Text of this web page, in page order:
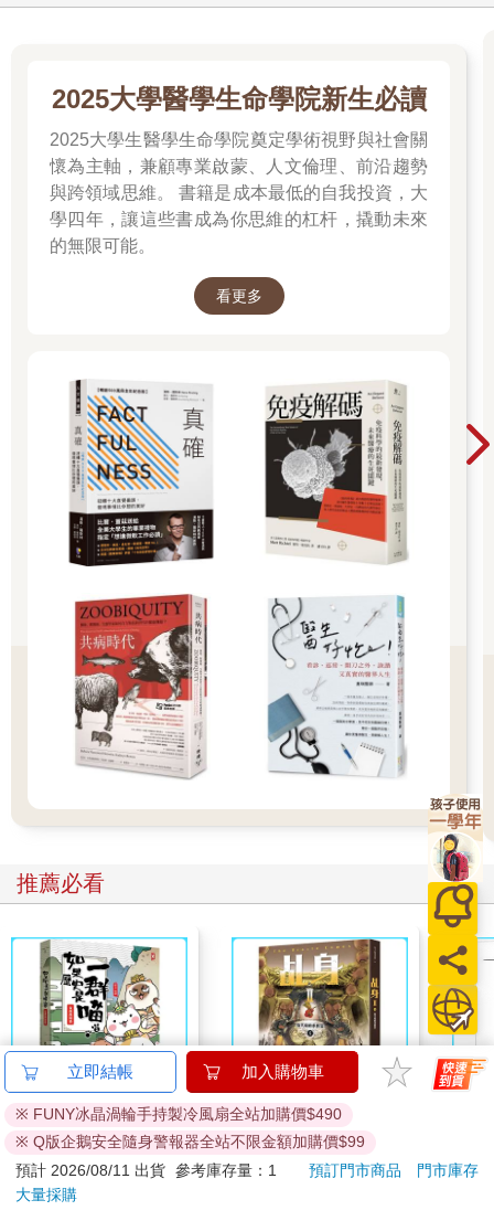
時他看起來心情格外輕鬆。
「現在請給我三個你覺得念頭不完美的例子。」
他說：「當我以為自己什麼都知道時；當我誤會別人時；當我沒
問清楚事情來龍去脈，就認定是別人的問題時；還有當我怪罪我
的心臟不完美時，我的念頭就太不完美了。」
「太好了！現在，我要你用筆寫下想對心臟說的話。」
一起享受人生！
他把紙筆放下，緊緊握住我的雙手，我們凝神望著彼此許久許
久，可以從他的眼神和聲音裡感受他的真誠與感恩。
先生是我們家的一家之主，他的心情與健康大大影響著家庭氛
圍。當他充滿焦慮時，無論理由多麼理所當然，我知道負面念頭
對任何人都沒好處，對健康更是摧殘。
再合理的擔憂，都無法帶給人健康的身心或家庭幸福。這並非正
向思考練習，而是真真確確從苦惱中「覺醒」的過程。人的身體
過了某個年齡就會自然老化，就算可以延緩，卻無法停止。
何不現在就開始培養讓自己開心、豁達、祥和的心態，在有生之
年都能享受「道」的芬芳。
2025大學醫學生命學院新生必讀
2025大學生醫學生命學院奠定學術視野與社會關
懷為主軸，兼顧專業啟蒙、人文倫理、前沿趨勢
與跨領域思維。 書籍是成本最低的自我投資，大
學四年，讓這些書成為你思維的杠杆，撬動未來
的無限可能。
看更多
推薦必看
如果歷史是一群喵
(1)：夏商西周【萌貓
漫畫學歷史】(暢銷二
版)
79 折 特價
乩身II 6：給天庭的求
救信
症
開
立即結帳 加入購物車
※ FUNY冰晶渦輪手持製冷風扇全站加購價$490
※ Q版企鵝安全隨身警報器全站不限金額加購價$99
預計 2026/08/11 出貨 參考庫存量：1 預訂門市商品
門市庫存
大量採購